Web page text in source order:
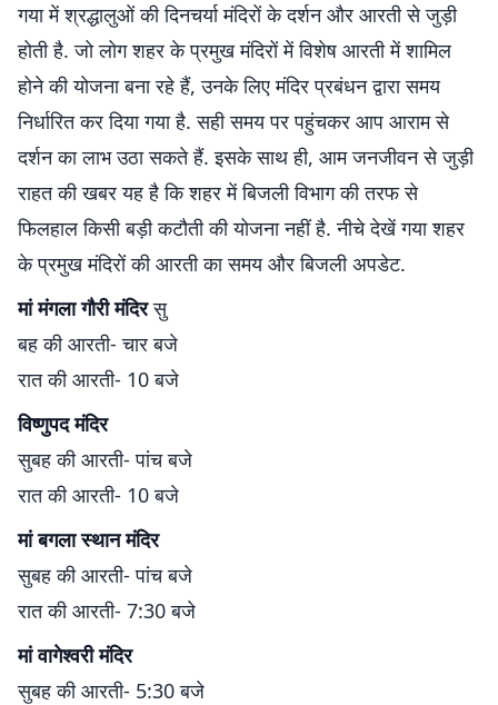
गया में श्रद्धालुओं की दिनचर्या मंदिरों के दर्शन और आरती से जुड़ी
होती है. जो लोग शहर के प्रमुख मंदिरों में विशेष आरती में शामिल
होने की योजना बना रहे हैं, उनके लिए मंदिर प्रबंधन द्वारा समय
निर्धारित कर दिया गया है. सही समय पर पहुंचकर आप आराम से
दर्शन का लाभ उठा सकते हैं. इसके साथ ही, आम जनजीवन से जुड़ी
राहत की खबर यह है कि शहर में बिजली विभाग की तरफ से
फिलहाल किसी बड़ी कटौती की योजना नहीं है. नीचे देखें गया शहर
के प्रमुख मंदिरों की आरती का समय और बिजली अपडेट.
मां मंगला गौरी मंदिरसु
बह की आरती- चार बजे
रात की आरती- 10 बजे
विष्णुपद मंदिर
सुबह की आरती- पांच बजे
रात की आरती- 10 बजे
मां बगला स्थान मंदिर
सुबह की आरती- पांच बजे
रात की आरती- 7:30 बजे
मां वागेश्वरी मंदिर
सुबह की आरती- 5:30 बजे